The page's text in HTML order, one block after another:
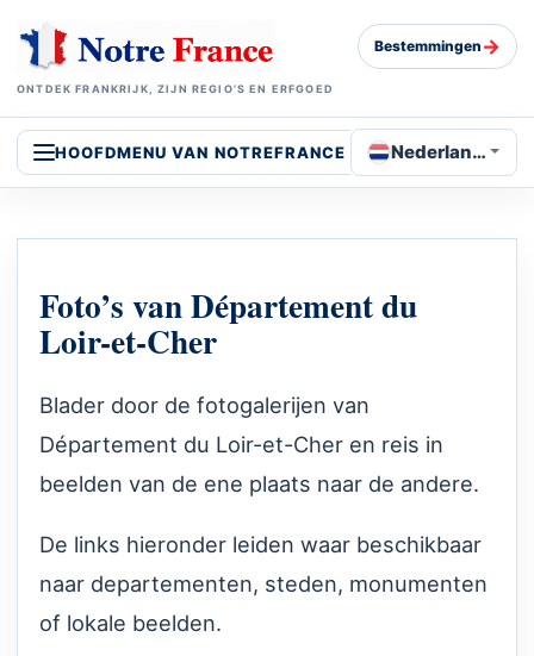
ONTDEK FRANKRIJK, ZIJN REGIO’S EN ERFGOED
Bestemmingen →
HOOFDMENU VAN NOTREFRANCE Nederlands
Foto’s van Département du
Loir-et-Cher
Blader door de fotogalerijen van
Département du Loir-et-Cher en reis in
beelden van de ene plaats naar de andere.
De links hieronder leiden waar beschikbaar
naar departementen, steden, monumenten
of lokale beelden.